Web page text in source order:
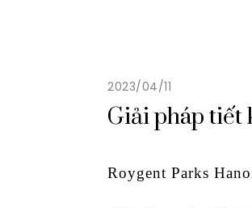
2023/04/11
Giải pháp tiết
Roygent Parks